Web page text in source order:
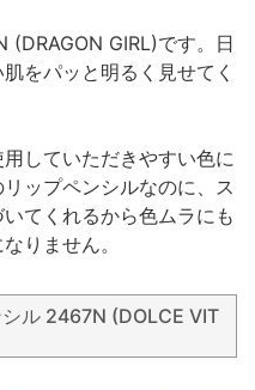
(DRAGON GIRL)です。日
をパッと明るく見せてく
していただきやすい色に
ップペンシルなのに、ス
てくれるから色ムラにも
りません。
ル 2467N (DOLCE VIT